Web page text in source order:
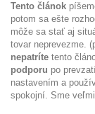
Tento článok
potom sa ešte
môže sa stať aj
tovar neprevezme.
nepatríte tento
podporu po
nastavením a
spokojní. Sme